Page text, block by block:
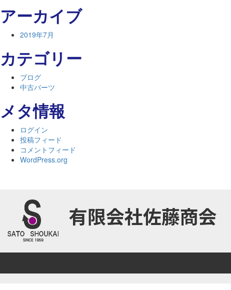
アーカイブ
2019年7月
カテゴリー
ブログ
中古パーツ
メタ情報
ログイン
投稿フィード
コメントフィード
WordPress.org